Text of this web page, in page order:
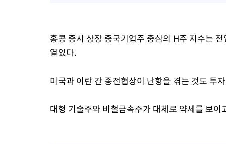
홍콩 증시 상장 중국기업주 중심의 H주 지수는
열었다.
미국과 이란 간 종전협상이 난항을 겪는 것도 투
대형 기술주와 비철금속주가 대체로 약세를 보